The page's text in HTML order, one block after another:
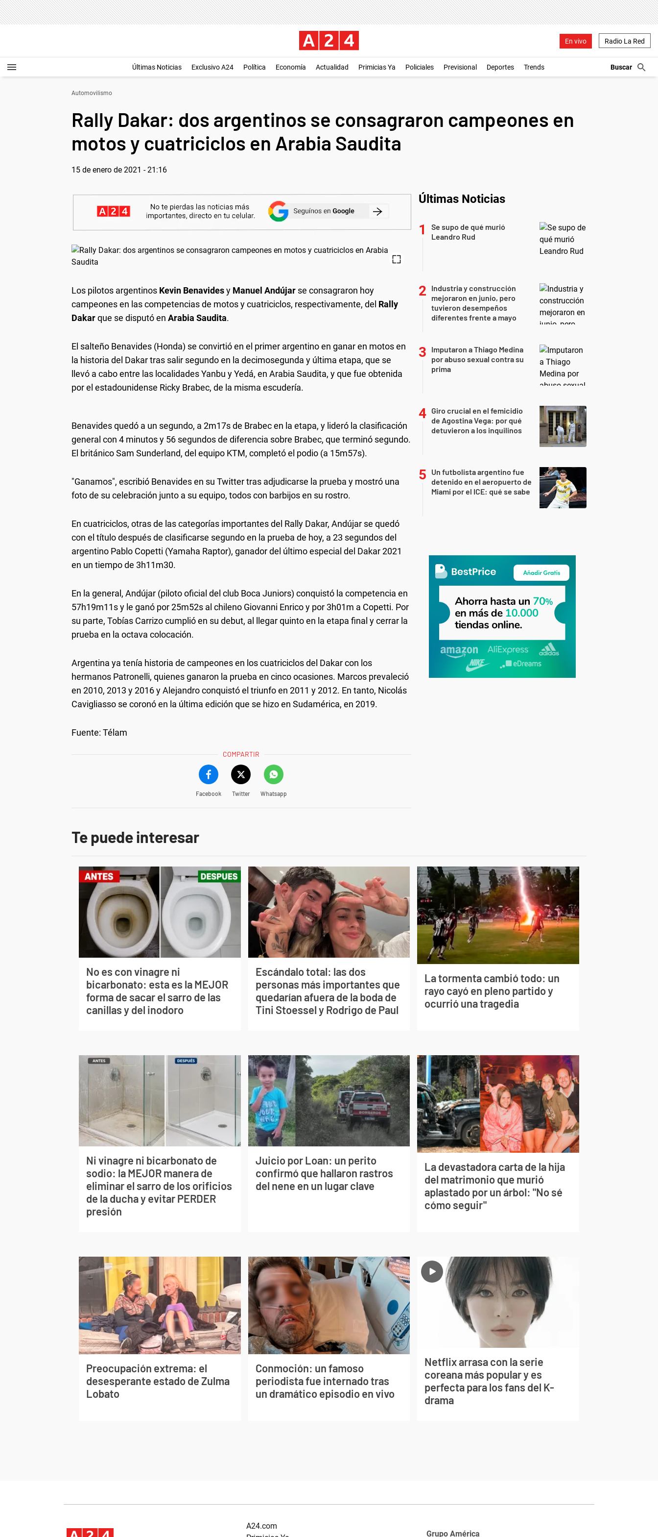
En vivo Radio La Red
Últimas Noticias Exclusivo A24 Política Economía Actualidad Primicias Ya Policiales Previsional Deportes Trends
Automovilismo
Rally Dakar: dos argentinos se consagraron campeones en
motos y cuatriciclos en Arabia Saudita
15 de enero de 2021 - 21:16
Los pilotos argentinos Kevin Benavidesy Manuel Andújar se consagraron hoy
campeones en las competencias de motos y cuatriciclos, respectivamente, del Rally
Dakarque se disputó en Arabia Saudita.
El salteño Benavides (Honda) se convirtió en el primer argentino en ganar en motos en
la historia del Dakar tras salir segundo en la decimosegunda y última etapa, que se
llevó a cabo entre las localidades Yanbu y Yedá, en Arabia Saudita, y que fue obtenida
por el estadounidense Ricky Brabec, de la misma escudería.
Benavides quedó a un segundo, a 2m17s de Brabec en la etapa, y lideró la clasificación
general con 4 minutos y 56 segundos de diferencia sobre Brabec, que terminó segundo.
El británico Sam Sunderland, del equipo KTM, completó el podio (a 15m57s).
"Ganamos", escribió Benavides en su Twitter tras adjudicarse la prueba y mostró una
foto de su celebración junto a su equipo, todos con barbijos en su rostro.
En cuatriciclos, otras de las categorías importantes del Rally Dakar, Andújar se quedó
con el título después de clasificarse segundo en la prueba de hoy, a 23 segundos del
argentino Pablo Copetti (Yamaha Raptor), ganador del último especial del Dakar 2021
en un tiempo de 3h11m30.
En la general, Andújar (piloto oficial del club Boca Juniors) conquistó la competencia en
57h19m11s y le ganó por 25m52s al chileno Giovanni Enrico y por 3h01m a Copetti. Por
su parte, Tobías Carrizo cumplió en su debut, al llegar quinto en la etapa final y cerrar la
prueba en la octava colocación.
Argentina ya tenía historia de campeones en los cuatriciclos del Dakar con los
hermanos Patronelli, quienes ganaron la prueba en cinco ocasiones. Marcos prevaleció
en 2010, 2013 y 2016 y Alejandro conquistó el triunfo en 2011 y 2012. En tanto, Nicolás
Cavigliasso se coronó en la última edición que se hizo en Sudamérica, en 2019.
Fuente: Télam
COMPARTIR
Facebook Twitter Whatsapp
Últimas Noticias
Se supo de qué murió
Leandro Rud
Industria y construcción
mejoraron en junio, pero
tuvieron desempeños
diferentes frente a mayo
Imputaron a Thiago Medina
por abuso sexual contra su
prima
Giro crucial en el femicidio
de Agostina Vega: por qué
detuvieron a los inquilinos
Un futbolista argentino fue
detenido en el aeropuerto de
Miami por el ICE: qué se sabe
Te puede interesar
No es con vinagre ni
bicarbonato: esta es la MEJOR
forma de sacar el sarro de las
canillas y del inodoro
Escándalo total: las dos
personas más importantes que
quedarían afuera de la boda de
Tini Stoessel y Rodrigo de Paul
La tormenta cambió todo: un
rayo cayó en pleno partido y
ocurrió una tragedia
Ni vinagre ni bicarbonato de
sodio: la MEJOR manera de
eliminar el sarro de los orificios
de la ducha y evitar PERDER
presión
Juicio por Loan: un perito
confirmó que hallaron rastros
del nene en un lugar clave
La devastadora carta de la hija
del matrimonio que murió
aplastado por un árbol: "No sé
cómo seguir"
Preocupación extrema: el
desesperante estado de Zulma
Lobato
Conmoción: un famoso
periodista fue internado tras
un dramático episodio en vivo
Netflix arrasa con la serie
coreana más popular y es
perfecta para los fans del K-
drama
A24.com
Grupo América